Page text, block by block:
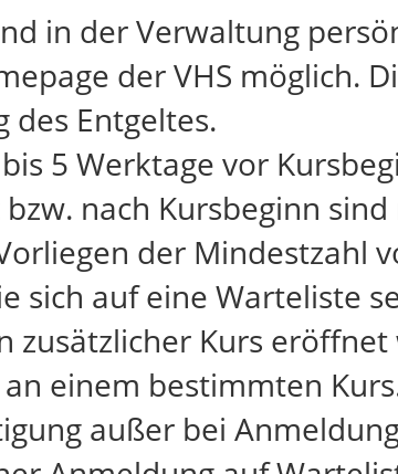
in der Verwaltung
der VHS möglich.
Entgeltes.
5 Werktage vor
nach Kursbeginn
der Mindestzahl
sich auf eine Warteliste
zusätzlicher Kurs
einem bestimmten
außer bei